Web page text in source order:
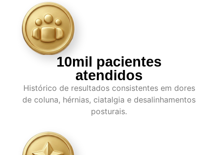
10mil pacientes
atendidos
Histórico de resultados consistentes em dores
de coluna, hérnias, ciatalgia e desalinhamentos
posturais.